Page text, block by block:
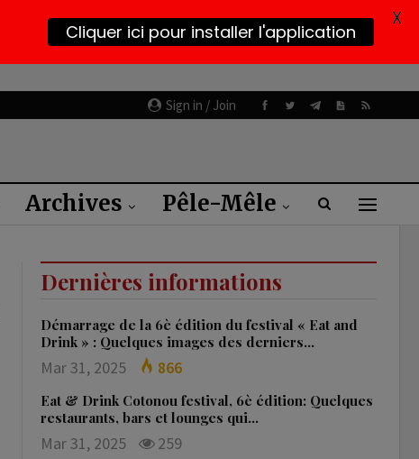
Sign in / Join
Archives Pêle-Mêle
Dernières informations
Démarrage de la 6è édition du festival « Eat and
Drink » : Quelques images des derniers…
Mar 31, 2025 866
Eat & Drink Cotonou festival, 6è édition: Quelques
restaurants, bars et lounges qui…
Mar 31, 2025 259
Cliquer ici pour installer l'application
X